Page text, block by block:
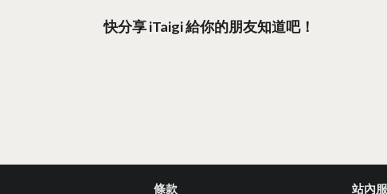
快分享 iTaigi 給你的朋友知道吧！
條款 站內